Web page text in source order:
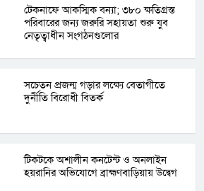
টেকনাফে আকস্মিক বন্যা; ৩৮০ ক্ষতিগ্রস্ত
পরিবারের জন্য জরুরি সহায়তা শুরু যুব
নেতৃত্বাধীন সংগঠনগুলোর
সচেতন প্রজন্ম গড়ার লক্ষ্যে বেতাগীতে
দুর্নীতি বিরোধী বিতর্ক
টিকটকে অশালীন কনটেন্ট ও অনলাইন
হয়রানির অভিযোগে ব্রাহ্মণবাড়িয়ায় উদ্বেগ